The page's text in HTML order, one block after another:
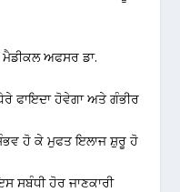
ਮੈਡੀਕਲ ਅਫਸਰ ਡਾ.
ਫਾਇਦਾ ਹੋਵੇਗਾ ਅਤੇ ਗੰਭੀਰ
ਹੋ ਕੇ ਮੁਫਤ ਇਲਾਜ ਸ਼ੁਰੂ ਹੋ
ਸਬੰਧੀ ਹੋਰ ਜਾਣਕਾਰੀ